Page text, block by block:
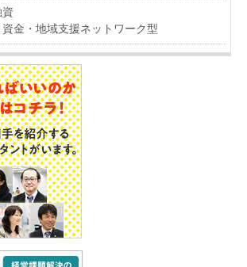
資金・地域支援ネットワーク型